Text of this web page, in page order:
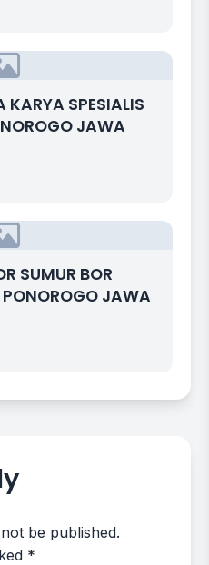
KARYA SPESIALIS
JAWA
SUMUR BOR
JAWA
be published.
*